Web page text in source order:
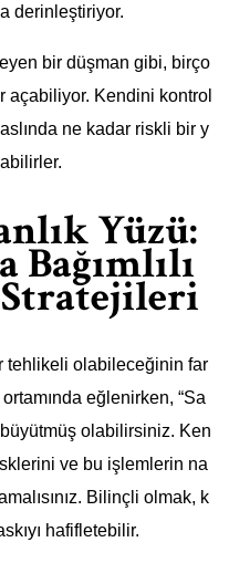
derinleştiriyor.
bir düşman gibi, birço
açabiliyor. Kendini kontrol
ne kadar riskli bir y
Yüzü:
Bağımlılı
tehlikeli olabileceğinin far
eğlenirken, “Sa
olabilirsiniz. Ken
ve bu işlemlerin na
Bilinçli olmak, k
hafifletebilir.